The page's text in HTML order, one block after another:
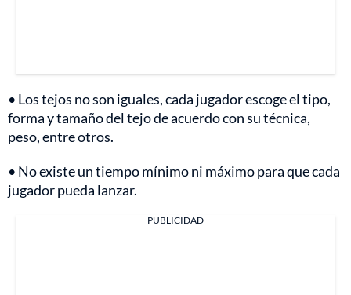
• Los tejos no son iguales, cada jugador escoge el tipo,
forma y tamaño del tejo de acuerdo con su técnica,
peso, entre otros.
• No existe un tiempo mínimo ni máximo para que cada
jugador pueda lanzar.
PUBLICIDAD